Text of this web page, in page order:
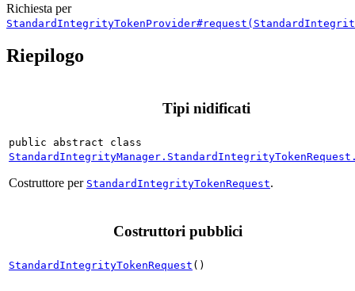
Richiesta per
Riepilogo
Tipi nidificati
public abstract class
Costruttore per StandardIntegrityTokenRequest.
Costruttori pubblici
StandardIntegrityTokenRequest ()